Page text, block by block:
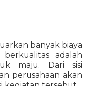
banyak biaya
adalah
maju. Dari sisi
perusahaan akan